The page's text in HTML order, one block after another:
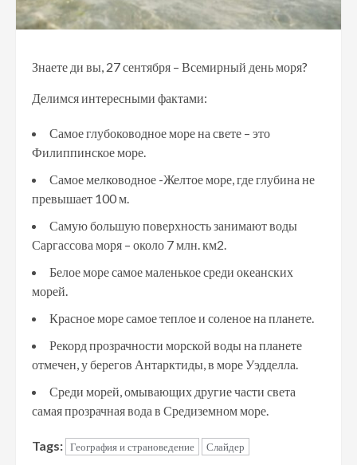
Знаете ди вы, 27 сентября – Всемирный день моря?
Делимся интересными фактами:
Самое глубоководное море на свете – это
Филиппинское море.
Самое мелководное -Желтое море, где глубина не
превышает 100 м.
Самую большую поверхность занимают воды
Саргассова моря – около 7 млн. км2.
Белое море самое маленькое среди океанских
морей.
Красное море самое теплое и соленое на планете.
Рекорд прозрачности морской воды на планете
отмечен, у берегов Антарктиды, в море Уэдделла.
Среди морей, омывающих другие части света
самая прозрачная вода в Средиземном море.
Tags: География и страноведение Слайдер